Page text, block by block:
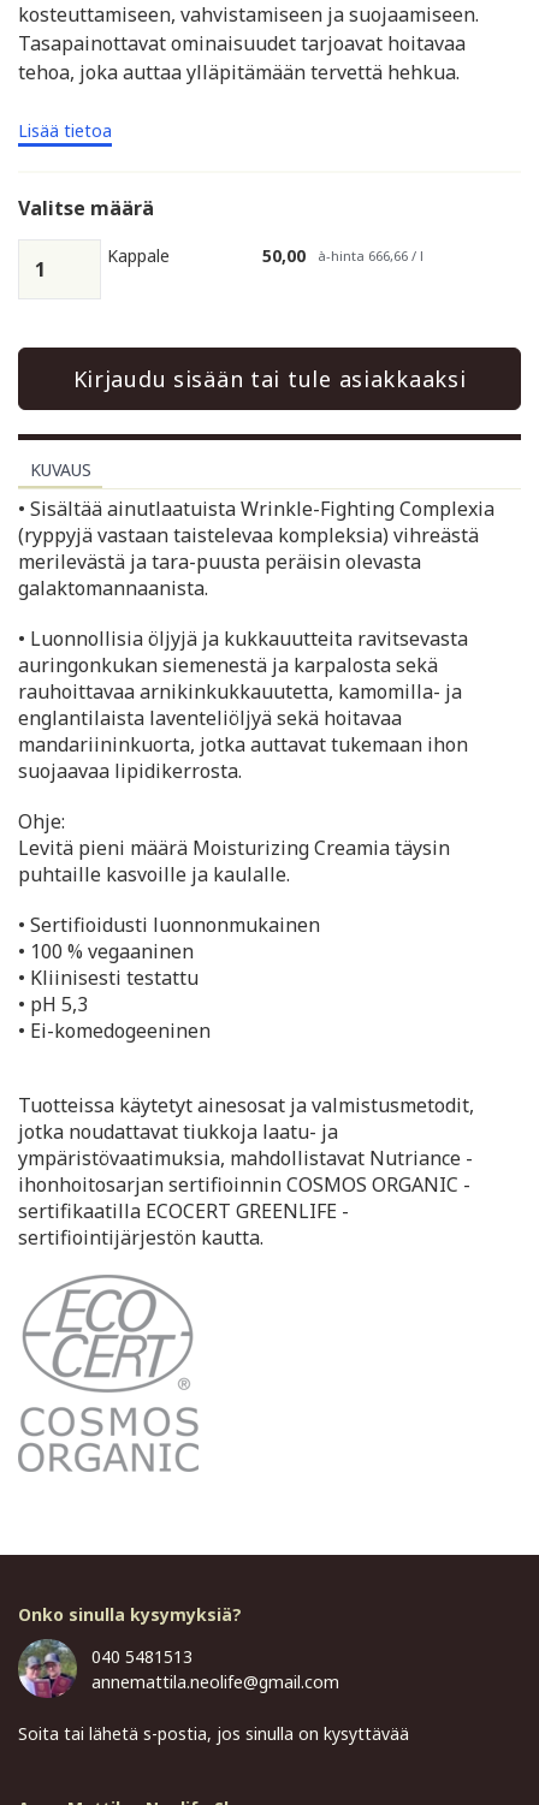
kosteuttamiseen, vahvistamiseen ja suojaamiseen.
Tasapainottavat ominaisuudet tarjoavat hoitavaa
tehoa, joka auttaa ylläpitämään tervettä hehkua.
Lisää tietoa
Valitse määrä
Kappale 50,00 à-hinta 666,66 / l
Kirjaudu sisään tai tule asiakkaaksi
KUVAUS
• Sisältää ainutlaatuista Wrinkle-Fighting Complexia
(ryppyjä vastaan taistelevaa kompleksia) vihreästä
merilevästä ja tara-puusta peräisin olevasta
galaktomannaanista.
• Luonnollisia öljyjä ja kukkauutteita ravitsevasta
auringonkukan siemenestä ja karpalosta sekä
rauhoittavaa arnikinkukkauutetta, kamomilla- ja
englantilaista laventeliöljyä sekä hoitavaa
mandariininkuorta, jotka auttavat tukemaan ihon
suojaavaa lipidikerrosta.
Ohje:
Levitä pieni määrä Moisturizing Creamia täysin
puhtaille kasvoille ja kaulalle.
• Sertifioidusti luonnonmukainen
• 100 % vegaaninen
• Kliinisesti testattu
• pH 5,3
• Ei-komedogeeninen
Tuotteissa käytetyt ainesosat ja valmistusmetodit,
jotka noudattavat tiukkoja laatu- ja
ympäristövaatimuksia, mahdollistavat Nutriance -
ihonhoitosarjan sertifioinnin COSMOS ORGANIC -
sertifikaatilla ECOCERT GREENLIFE -
sertifiointijärjestön kautta.
Onko sinulla kysymyksiä?
040 5481513
annemattila.neolife@gmail.com
Soita tai lähetä s-postia, jos sinulla on kysyttävää